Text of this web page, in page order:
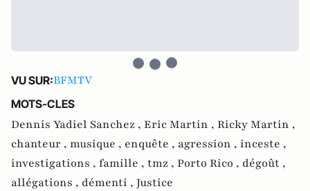
VU SUR:BFMTV
MOTS-CLES
Dennis Yadiel Sanchez , Eric Martin , Ricky Martin ,
chanteur , musique , enquête , agression , inceste ,
investigations , famille , tmz , Porto Rico , dégoût ,
allégations , démenti , Justice